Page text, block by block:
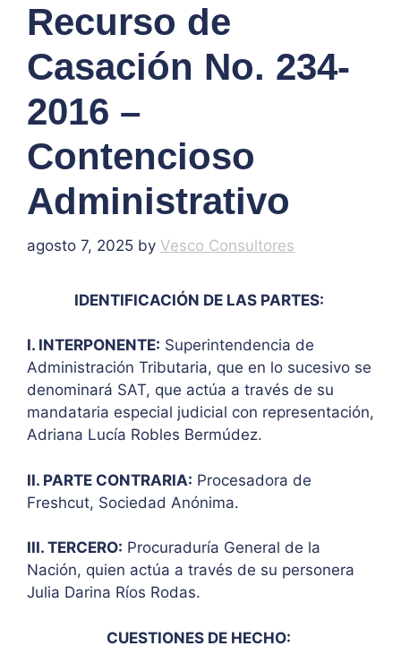
Recurso de
Casación No. 234-
2016 –
Contencioso
Administrativo
agosto 7, 2025 by Vesco Consultores
IDENTIFICACIÓN DE LAS PARTES:
I. INTERPONENTE: Superintendencia de
Administración Tributaria, que en lo sucesivo se
denominará SAT, que actúa a través de su
mandataria especial judicial con representación,
Adriana Lucía Robles Bermúdez.
II. PARTE CONTRARIA: Procesadora de
Freshcut, Sociedad Anónima.
III. TERCERO: Procuraduría General de la
Nación, quien actúa a través de su personera
Julia Darina Ríos Rodas.
CUESTIONES DE HECHO: